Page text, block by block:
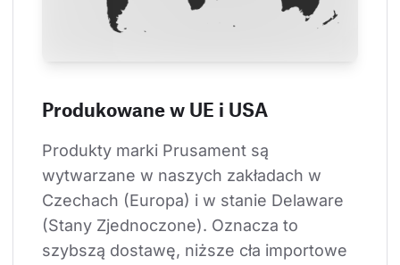
Produkowane w UE i USA
Produkty marki Prusament są
wytwarzane w naszych zakładach w
Czechach (Europa) i w stanie Delaware
(Stany Zjednoczone). Oznacza to
szybszą dostawę, niższe cła importowe